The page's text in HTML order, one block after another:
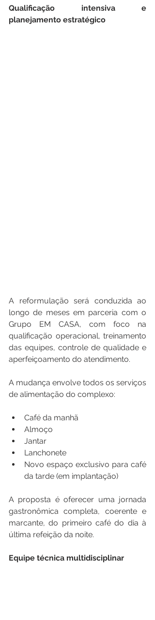
Qualificação intensiva
e
planejamento estratégico
A reformulação será conduzida ao
longo de meses em parceria com o
Grupo EM CASA, com foco na
qualificação operacional, treinamento
das equipes, controle de qualidade e
aperfeiçoamento do atendimento.
A mudança envolve todos os serviços
de alimentação do complexo:
Café da manhã
Almoço
Jantar
Lanchonete
Novo espaço exclusivo para café
da tarde (em implantação)
A proposta é oferecer uma jornada
gastronômica completa, coerente e
marcante, do primeiro café do dia à
última refeição da noite.
Equipe técnica multidisciplinar